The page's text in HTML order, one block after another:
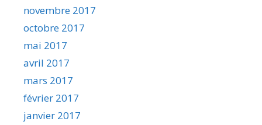
novembre 2017
octobre 2017
mai 2017
avril 2017
mars 2017
février 2017
janvier 2017